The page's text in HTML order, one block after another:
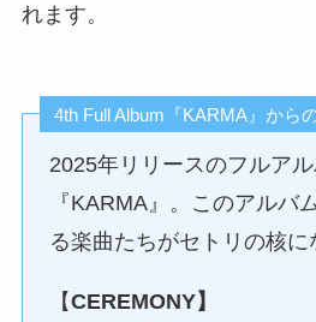
れます。
4th Full Album『KARMA』から
2025年リリースのフルア
『KARMA』。このアルバ
る楽曲たちがセトリの核に
【CEREMONY】